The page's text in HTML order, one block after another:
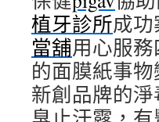
植牙診所成
當舖用心服
的面膜紙事
新創品牌的